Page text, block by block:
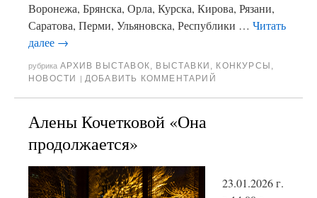
Воронежа, Брянска, Орла, Курска, Кирова, Рязани,
Саратова, Перми, Ульяновска, Республики … Читать
далее →
рубрика АРХИВ ВЫСТАВОК, ВЫСТАВКИ , КОНКУРСЫ ,
НОВОСТИ
| ДОБАВИТЬ КОММЕНТАРИЙ
Алены Кочетковой «Она
продолжается»
23.01.2026 г.